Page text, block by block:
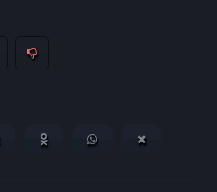
в Telegram
Поделиться ВКонтактеПоделиться в
Поделиться в